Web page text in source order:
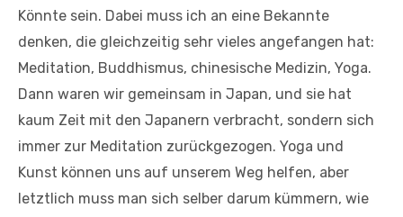
Könnte sein. Dabei muss ich an eine Bekannte
denken, die gleichzeitig sehr vieles angefangen hat:
Meditation, Buddhismus, chinesische Medizin, Yoga.
Dann waren wir gemeinsam in Japan, und sie hat
kaum Zeit mit den Japanern verbracht, sondern sich
immer zur Meditation zurückgezogen. Yoga und
Kunst können uns auf unserem Weg helfen, aber
letztlich muss man sich selber darum kümmern, wie